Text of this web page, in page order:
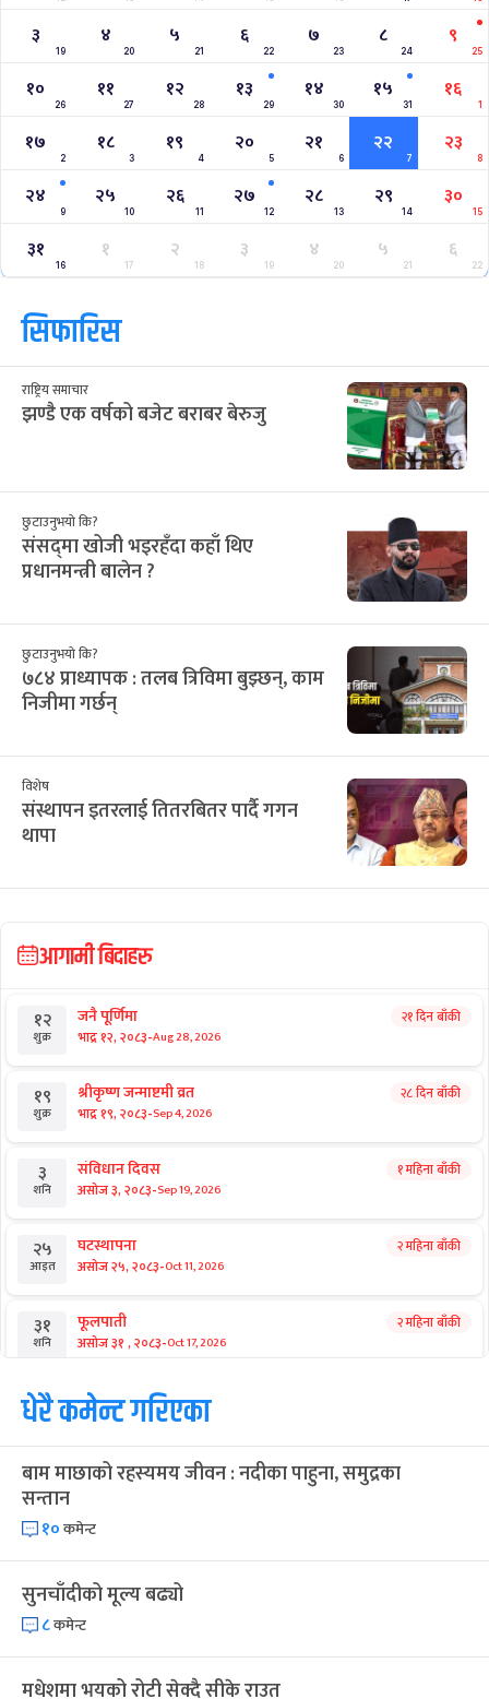
३
19
४
20
५
21
६
22
७
23
८
24
९
25
१०
26
११
27
१२
28
१३
29
१४
30
१५
31
१६
1
१७
2
१८
3
१९
4
२०
5
२१
6
२२
7
२३
8
२४
9
२५
10
२६
11
२७
12
२८
13
२९
14
३०
15
३१
16
१
17
२
18
३
19
४
20
५
21
६
22
सिफारिस
राष्ट्रिय समाचार
झण्डै एक वर्षको बजेट बराबर बेरुजु
छुटाउनुभयो कि?
संसद्‌मा खोजी भइरहँदा कहाँ थिए
प्रधानमन्त्री बालेन ?
छुटाउनुभयो कि?
७८४ प्राध्यापक : तलब त्रिविमा बुझ्छन्, काम
निजीमा गर्छन्
विशेष
संस्थापन इतरलाई तितरबितर पार्दै गगन
थापा
आगामी बिदाहरु
१२
शुक्र
जनै पूर्णिमा
भाद्र १२, २०८३-Aug 28, 2026
२१ दिन बाँकी
१९
शुक्र
श्रीकृष्ण जन्माष्टमी व्रत
भाद्र १९, २०८३-Sep 4, 2026
२८ दिन बाँकी
३
शनि
संविधान दिवस
असोज ३, २०८३-Sep 19, 2026
१ महिना बाँकी
२५
आइत
घटस्थापना
असोज २५, २०८३-Oct 11, 2026
२ महिना बाँकी
३१
शनि
फूलपाती
असोज ३१ , २०८३-Oct 17, 2026
२ महिना बाँकी
१
आइत
कार्तिक सङ्क्रान्ति
कार्तिक १, २०८३-Oct 18, 2026
३
मंगल
महानवमी २ महिना बाँकी
४
५ पापा‌ङ्कुशा एकादशी व्रत
धेरै कमेन्ट गरिएका
बाम माछाको रहस्यमय जीवन : नदीका पाहुना, समुद्रका
सन्तान
१०कमेन्ट
सुनचाँदीको मूल्य बढ्यो
८कमेन्ट
मधेशमा भयको रोटी सेक्दै सीके राउत